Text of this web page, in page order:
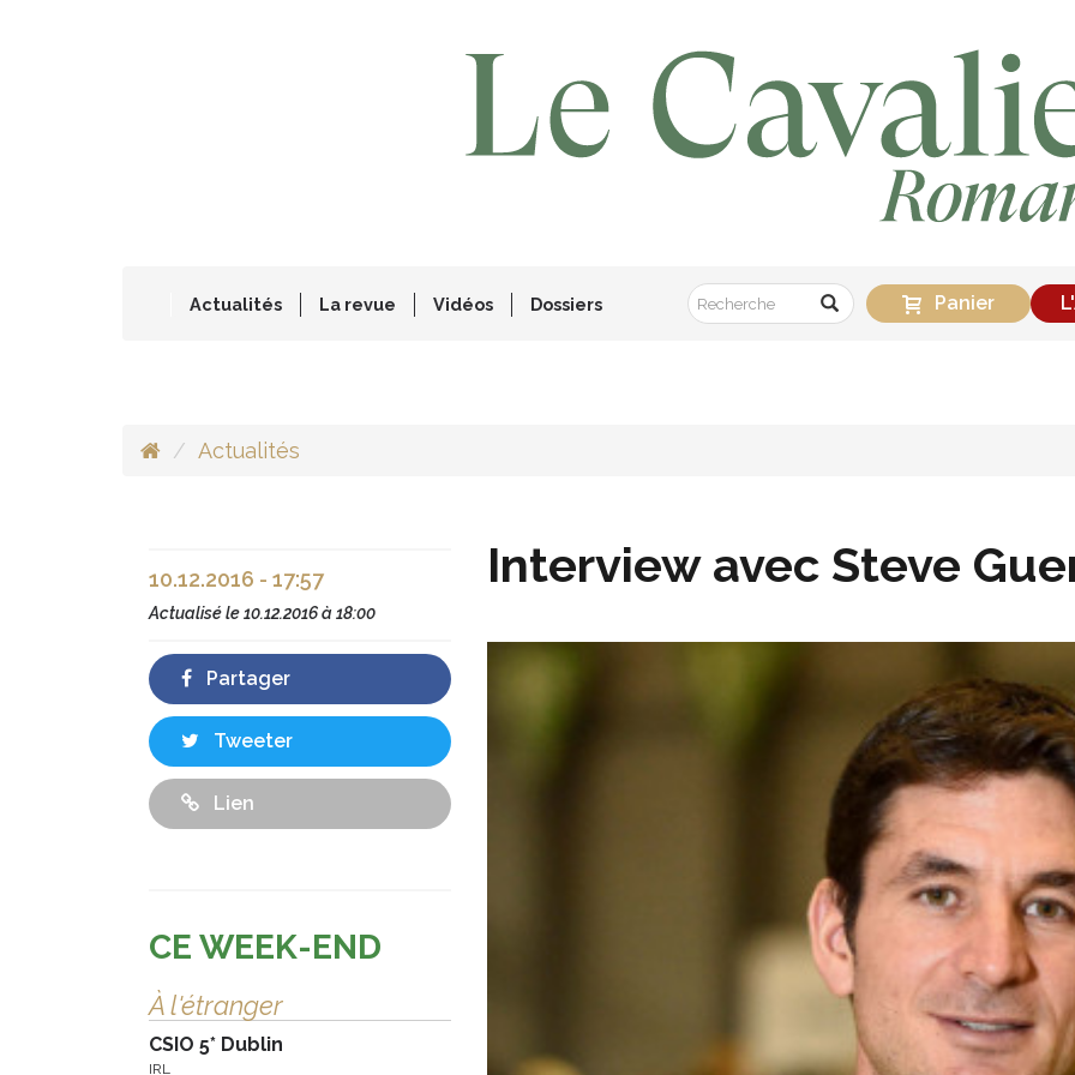
Actualités La revue Vidéos Dossiers Panier
Actualités
Interview avec Steve
10.12.2016 - 17:57
Actualisé le10.12.2016 à 18:00
Partager
Tweeter
Lien
CE WEEK-END
À l'étranger
CSIO 5* Dublin
IRL